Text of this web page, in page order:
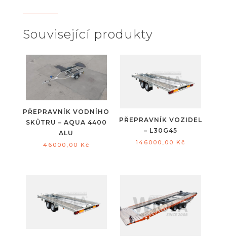
Související produkty
PŘEPRAVNÍK VODNÍHO
SKŮTRU – AQUA 4400
ALU
46000,00 Kč
PŘEPRAVNÍK VOZIDEL
– L30G45
146000,00 Kč